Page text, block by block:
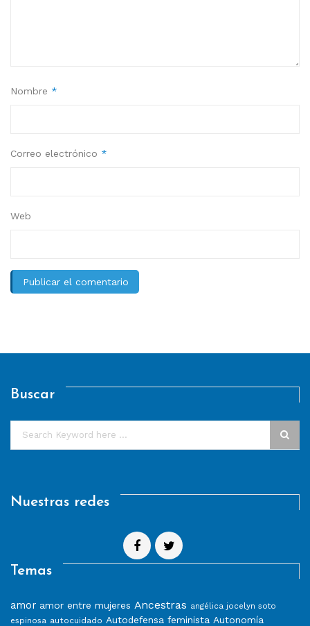
Nombre *
Correo electrónico *
Web
Buscar
Nuestras redes
Temas
amor amor entre mujeres Ancestras angélica jocelyn soto
espinosa autocuidado Autodefensa feminista Autonomía